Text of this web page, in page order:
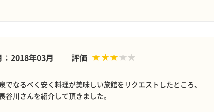
：2018年03月 評価
でなるべく安く料理が美味しい旅館をリクエストしたところ、
谷川さんを紹介して頂きました。